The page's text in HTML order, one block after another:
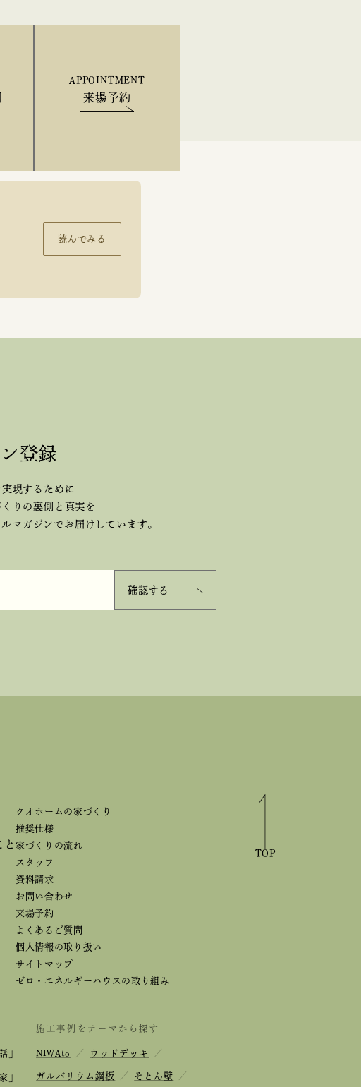
APPOINTMENT
来場予約
読んでみる
登録
現するために
りの裏側と真実を
マガジンでお届けしています。
と
クオホームの家づくり
推奨仕様
家づくりの流れ
スタッフ
資料請求
お問い合わせ
来場予約
よくあるご質問
個人情報の取り扱い
サイトマップ
ゼロ・エネルギーハウスの取り組み
」
」
施工事例をテーマから探す
NIWAto ／ ウッドデッキ ／
ガルバリウム鋼板 ／ そとん壁 ／
TOP